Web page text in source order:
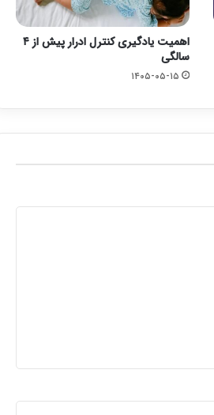
اهمیت یادگیری کنترل ادرار پیش از ۴
سالگی
۱۴۰۵-۰۵-۱۵